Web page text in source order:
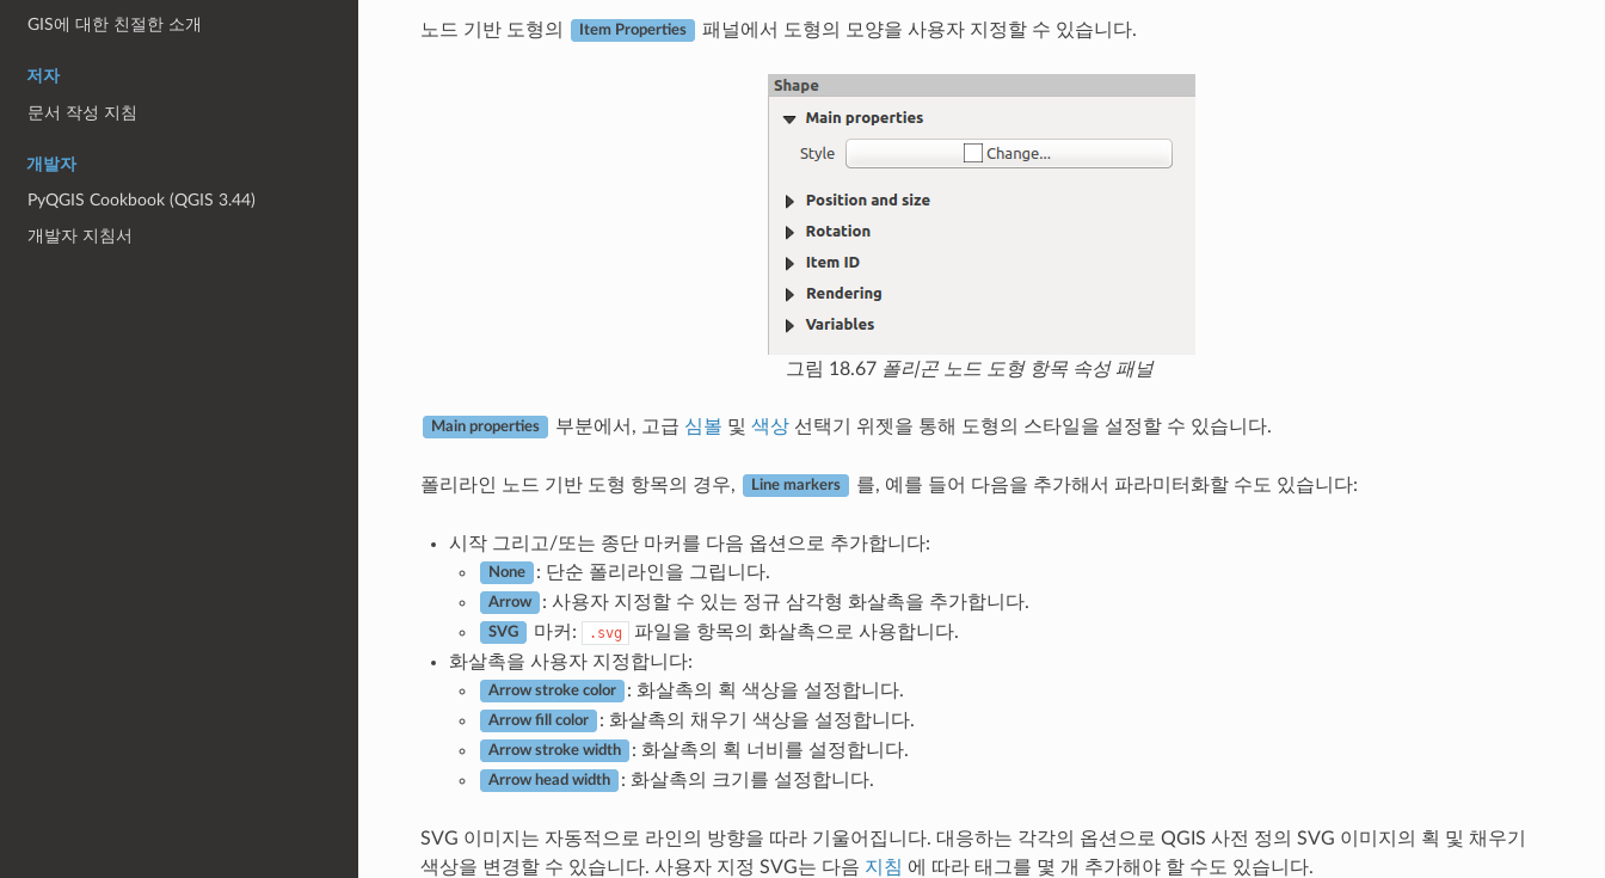
GIS에 대한 친절한 소개
저자
문서 작성 지침
개발자
PyQGIS Cookbook (QGIS 3.44)
개발자 지침서
노드 기반 도형의 Item Properties 패널에서 도형의 모양을 사용자 지정할 수 있습니다.
그림 18.67 폴리곤 노드 도형 항목 속성 패널
Main properties 부분에서, 고급 심볼 및 색상선택기 위젯을 통해 도형의 스타일을 설정할 수 있습니다.
폴리라인 노드 기반 도형 항목의 경우, Line markers 를, 예를 들어 다음을 추가해서 파라미터화할 수도 있습니다:
시작 그리고/또는 종단 마커를 다음 옵션으로 추가합니다:
None : 단순 폴리라인을 그립니다.
Arrow : 사용자 지정할 수 있는 정규 삼각형 화살촉을 추가합니다.
SVG 마커: .svg
파일을 항목의 화살촉으로 사용합니다.
화살촉을 사용자 지정합니다:
Arrow stroke color : 화살촉의 획 색상을 설정합니다.
Arrow fill color : 화살촉의 채우기 색상을 설정합니다.
Arrow stroke width : 화살촉의 획 너비를 설정합니다.
Arrow head width : 화살촉의 크기를 설정합니다.
SVG 이미지는 자동적으로 라인의 방향을 따라 기울어집니다. 대응하는 각각의 옵션으로 QGIS 사전 정의 SVG 이미지의 획 및 채우기
색상을 변경할 수 있습니다. 사용자 지정 SVG는 다음 지침 에 따라 태그를 몇 개 추가해야 할 수도 있습니다.